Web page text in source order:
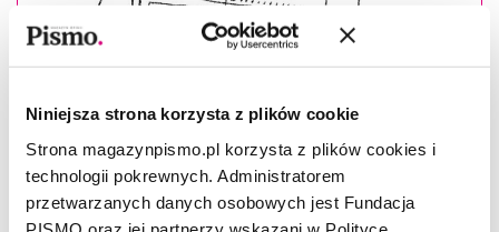
Niniejsza strona korzysta z plików cookie
Strona magazynpismo.pl korzysta z plików cookies i
technologii pokrewnych. Administratorem
przetwarzanych danych osobowych jest Fundacja
Masz konto? Zaloguj się